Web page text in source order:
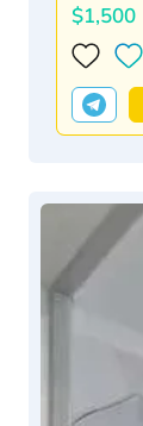
$1,500